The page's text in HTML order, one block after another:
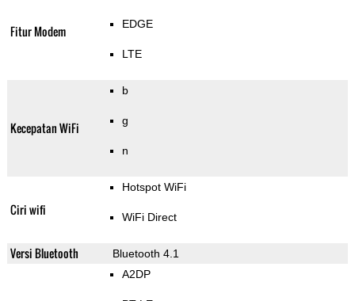
Fitur Modem EDGE
LTE
Kecepatan WiFi
b
g
n
Ciri wifi
Hotspot WiFi
WiFi Direct
Versi Bluetooth Bluetooth 4.1
A2DP